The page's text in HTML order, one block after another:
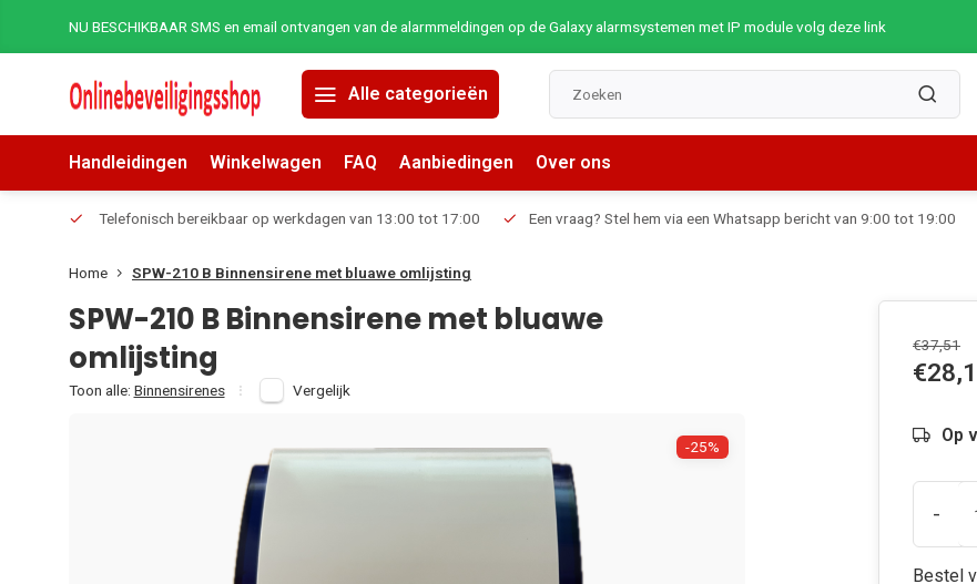
NU BESCHIKBAAR SMS en email ontvangen van de alarmmeldingen op de Galaxy alarmsystemen met IP module volg deze link
Alle categorieën
Handleidingen Winkelwagen FAQ Aanbiedingen Over ons
Telefonisch bereikbaar op werkdagen van 13:00 tot 17:00 Een vraag? Stel hem via een Whatsapp bericht van 9:00 tot 19:00
Home SPW-210 B Binnensirene met bluawe omlijsting
SPW-210 B Binnensirene met bluawe
omlijsting
Toon alle: Binnensirenes Vergelijk
-25%
€37,51
Op
-
Bestel